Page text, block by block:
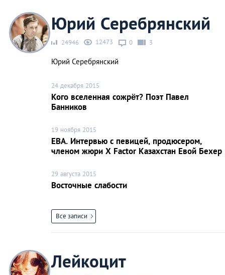
Юрий Серебрянский
24946 12473 0 3
Юрий Серебрянский
24 декабря 2015
Кого вселенная сожрёт? Поэт Павел
Банников
19 ноября 2015
ЕВА. Интервью с певицей, продюсером,
членом жюри X Factor Казахстан Евой Бехер
29 августа 2015
Восточные слабости
Все записи
Лейкоцит